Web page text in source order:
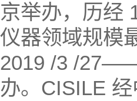
京举办，历经
仪器领域规模
2019 /3 /
办。CISILE